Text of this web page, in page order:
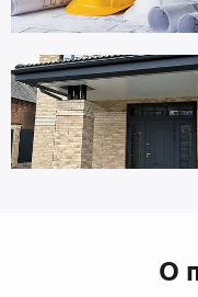
О